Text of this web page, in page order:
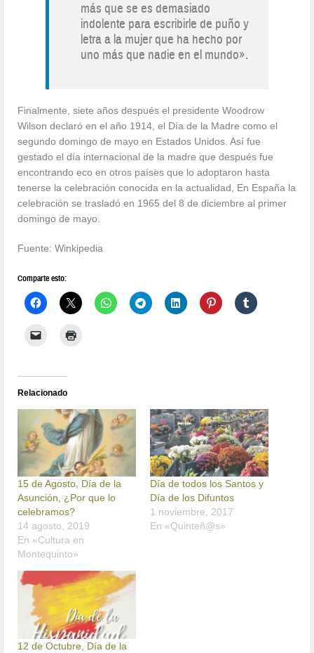
más que se es demasiado
indolente para escribirle de puño y
letra a la mujer que ha hecho por
uno más que nadie en el mundo».
Finalmente, siete años después el presidente Woodrow
Wilson declaró en el año 1914, el Día de la Madre como el
segundo domingo de mayo en Estados Unidos. Así fue
gestado el día internacional de la madre que después fue
encontrando eco en otros países que lo adoptaron hasta
tenerse la celebración conocida en la actualidad, En España la
celebración se trasladó en 1965 del 8 de diciembre al primer
domingo de mayo.
Fuente: Winkipedia
Comparte esto:
Relacionado
15 de Agosto, Día de la
Asunción, ¿Por que lo
celebramos?
14 agosto, 2019
En «Cultura en
Montequinto»
Día de todos los Santos y
Día de los Difuntos
1 noviembre, 2017
En «Quinteñ@s»
12 de Octubre, Día de la